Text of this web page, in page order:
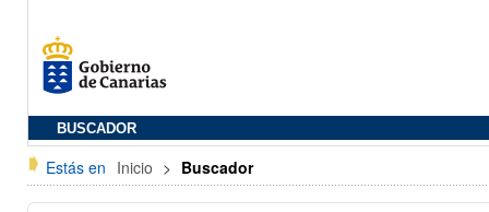
BUSCADOR
Estás en Inicio > Buscador